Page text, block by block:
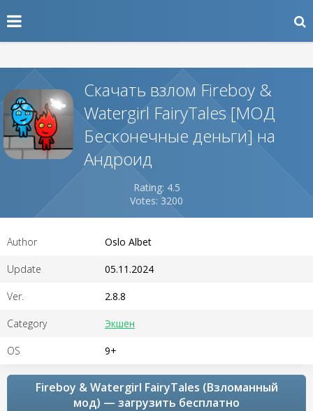
Скачать взлом Fireboy &
Watergirl FairyTales [МОД
Бесконечные деньги] на
Андроид
Rating: 4.5
Votes: 3200
Author Oslo Albet
Update 05.11.2024
Ver. 2.8.8
Category Экшен
OS 9+
Fireboy & Watergirl FairyTales (Взломанный
мод) — загрузить бесплатно